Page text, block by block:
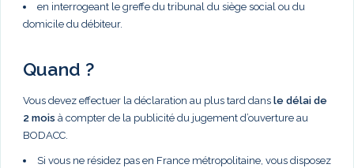
en interrogeant le greffe du tribunal du siège social ou du
domicile du débiteur.
Quand ?
Vous devez effectuer la déclaration au plus tard dans le délai de
2 mois à compter de la publicité du jugement d’ouverture au
BODACC.
Si vous ne résidez pas en France métropolitaine, vous disposez